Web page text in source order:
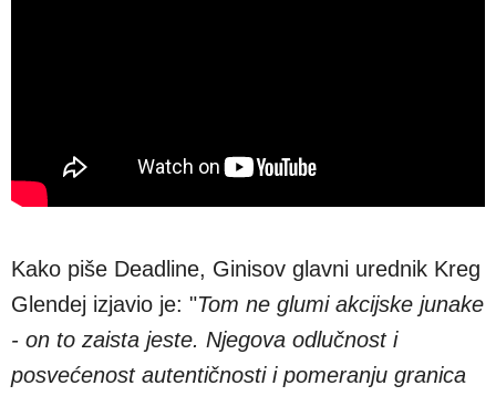
Kako piše Deadline, Ginisov glavni urednik Kreg
Glendej izjavio je: "Tom ne glumi akcijske junake
- on to zaista jeste. Njegova odlučnost i
posvećenost autentičnosti i pomeranju granica